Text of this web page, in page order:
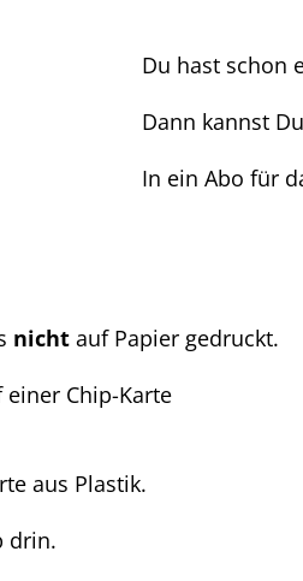
Du hast schon
Dann kannst
In ein Abo für
nicht auf Papier gedruckt.
einer Chip-Karte
aus Plastik.
drin.